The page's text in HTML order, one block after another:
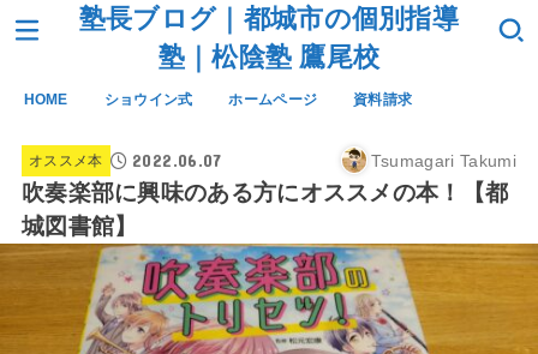
塾長ブログ｜都城市の個別指導
塾｜松陰塾 鷹尾校
HOME ショウイン式 ホームページ 資料請求
オススメ本 2022.06.07 Tsumagari Takumi
吹奏楽部に興味のある方にオススメの本！【都
城図書館】